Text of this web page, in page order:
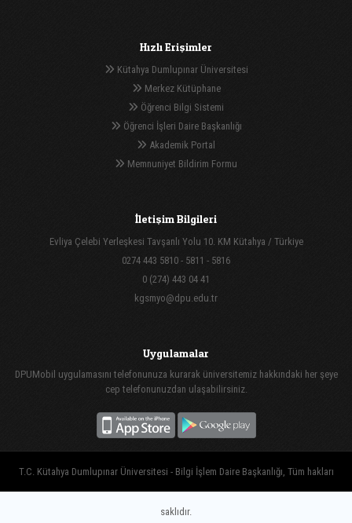
Hızlı Erişimler
Kütahya Dumlupınar Üniversitesi
Merkez Kütüphane
Öğrenci Bilgi Sistemi
Öğrenci İşleri Daire Başkanlığı
Akademik Portal
Memnuniyet Bildirim Formu
İletişim Bilgileri
Evliya Çelebi Yerleşkesi Tavşanlı Yolu 10. KM Kütahya / Türkiye
0274 443 5810 - 5811 - 5816
0 (274) 443 04 41
kgsmyo@dpu.edu.tr
Uygulamalar
DPUMobil uygulamasını telefonunuza kurarak üniversitemiz hakkındaki her şeye
cep telefonunuzdan ulaşabilirsiniz.
T.C. Kütahya Dumlupınar Üniversitesi - Bilgi İşlem Daire Başkanlığı, Tüm hakları
saklıdır.